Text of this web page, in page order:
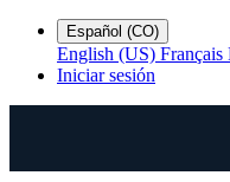
Español (CO)
English (US) Français
Iniciar sesión